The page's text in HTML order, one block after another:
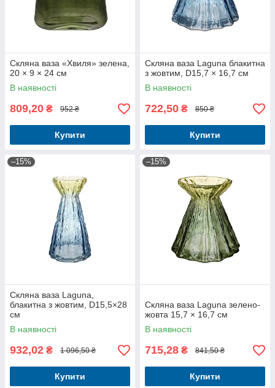
Скляна ваза «Хвиля» зелена,
20 × 9 × 24 см
В наявності
809,20 ₴ 952 ₴
Купити
Скляна ваза Laguna блакитна
з жовтим, D15,7 × 16,7 см
В наявності
722,50 ₴ 850 ₴
Купити
–15%
Скляна ваза Laguna,
блакитна з жовтим, D15,5×28
см
В наявності
932,02 ₴ 1 096,50 ₴
Купити
–15%
Скляна ваза Laguna зелено-
жовта 15,7 × 16,7 см
В наявності
715,28 ₴ 841,50 ₴
Купити